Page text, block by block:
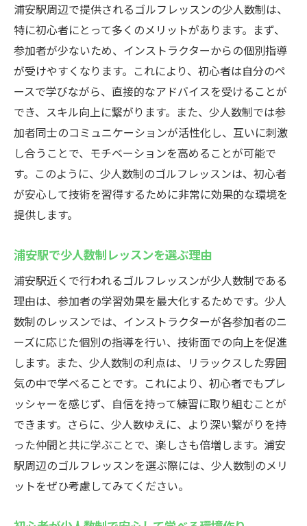
浦安駅周辺で提供されるゴルフレッスンの少人数制は、
特に初心者にとって多くのメリットがあります。まず、
参加者が少ないため、インストラクターからの個別指導
が受けやすくなります。これにより、初心者は自分のペ
ースで学びながら、直接的なアドバイスを受けることが
でき、スキル向上に繋がります。また、少人数制では参
加者同士のコミュニケーションが活性化し、互いに刺激
し合うことで、モチベーションを高めることが可能で
す。このように、少人数制のゴルフレッスンは、初心者
が安心して技術を習得するために非常に効果的な環境を
提供します。
浦安駅で少人数制レッスンを選ぶ理由
浦安駅近くで行われるゴルフレッスンが少人数制である
理由は、参加者の学習効果を最大化するためです。少人
数制のレッスンでは、インストラクターが各参加者のニ
ーズに応じた個別の指導を行い、技術面での向上を促進
します。また、少人数制の利点は、リラックスした雰囲
気の中で学べることです。これにより、初心者でもプレ
ッシャーを感じず、自信を持って練習に取り組むことが
できます。さらに、少人数ゆえに、より深い繋がりを持
った仲間と共に学ぶことで、楽しさも倍増します。浦安
駅周辺のゴルフレッスンを選ぶ際には、少人数制のメリ
ットをぜひ考慮してみてください。